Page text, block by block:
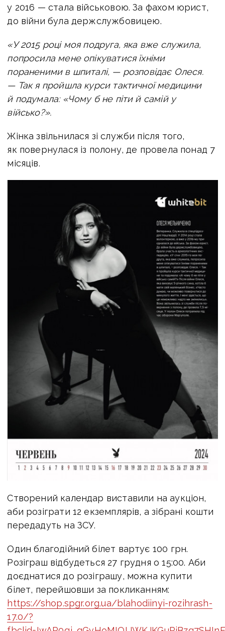
у 2016 — стала військовою. За фахом юрист,
до війни була держслужбовицею.
«У 2015 році моя подруга, яка вже служила,
попросила мене опікуватися їхніми
пораненими в шпиталі, — розповідає Олеся.
— Так я пройшла курси тактичної медицини
й подумала: «Чому б не піти й самій у
військо?».
Жінка звільнилася зі служби після того,
як повернулася із полону, де провела понад 7
місяців.
Створений календар виставили на аукціон,
аби розіграти 12 екземплярів, а зібрані кошти
передадуть на ЗСУ.
Один благодійний білет вартує 100 грн.
Розіграш відбудеться 27 грудня о 15:00. Аби
доєднатися до розіграшу, можна купити
білет, перейшовши за покликанням:
https://shop.spgr.org.ua/blahodiinyi-rozihrash-
17.0/?